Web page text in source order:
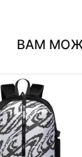
ВАМ